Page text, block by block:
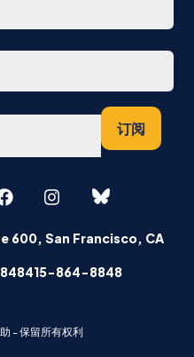
订阅
600, San Francisco, CA
864-8848
- 保留所有权利